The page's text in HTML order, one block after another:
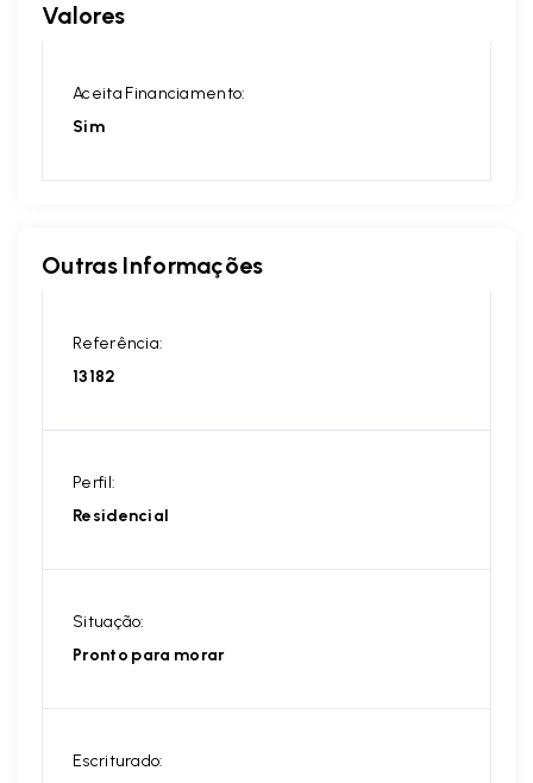
Valores
Aceita Financiamento:
Sim
Outras Informações
Referência:
13182
Perfil:
Residencial
Situação:
Pronto para morar
Escriturado: